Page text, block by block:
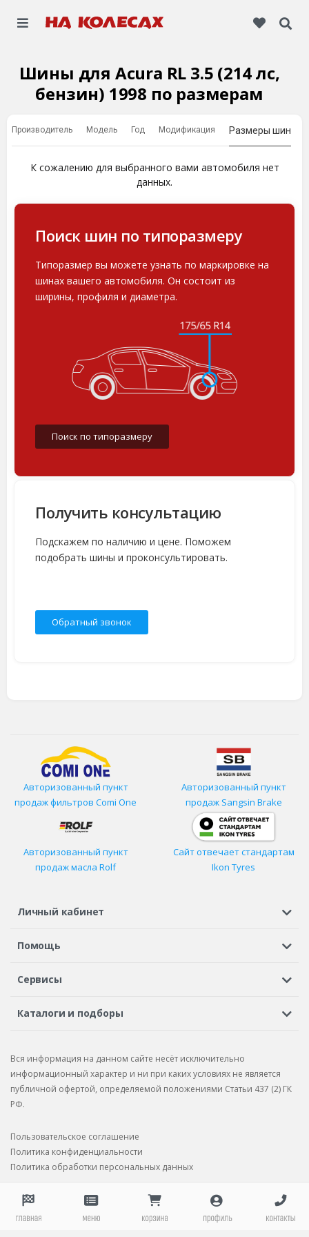
Шины для Acura RL 3.5 (214 лс,
бензин) 1998 по размерам
Производитель Модель Год Модификация Размеры шин
К сожалению для выбранного вами автомобиля нет
данных.
Поиск шин по типоразмеру
Типоразмер вы можете узнать по маркировке на
шинах вашего автомобиля. Он состоит из
ширины, профиля и диаметра.
Поиск по типоразмеру
Получить консультацию
Подскажем по наличию и цене. Поможем
подобрать шины и проконсультировать.
Обратный звонок
Авторизованный пункт
продаж фильтров Comi One
Авторизованный пункт
продаж Sangsin Brake
Авторизованный пункт
продаж масла Rolf
Сайт отвечает стандартам
Ikon Tyres
Личный кабинет
Регистрация или вход
Помощь
Шины в кредит
Сервисы
Автосервисы
Бонусная программа
Рекламации по услугам
Каталоги и подборы
Подбор запчастей
Каталог запчастей
Вся информация на данном сайте несёт исключительно
информационный характер и ни при каких условиях не является
публичной офертой, определяемой положениями Статьи 437 (2) ГК
РФ.
Пользовательское соглашение
Политика конфиденциальности
Политика обработки персональных данных